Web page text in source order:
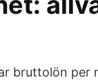
bruttolön per